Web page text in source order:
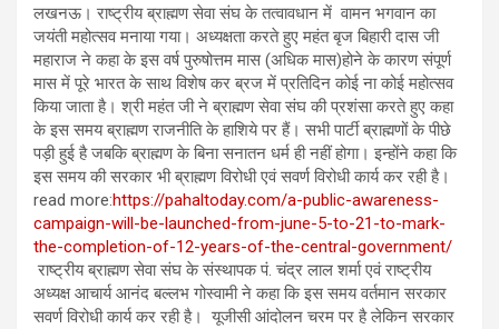
लखनऊ। राष्ट्रीय ब्राह्मण सेवा संघ के तत्वावधान में वामन भगवान का
जयंती महोत्सव मनाया गया। अध्यक्षता करते हुए महंत बृज बिहारी दास जी
महाराज ने कहा के इस वर्ष पुरुषोत्तम मास (अधिक मास)होने के कारण संपूर्ण
मास में पूरे भारत के साथ विशेष कर ब्रज में प्रतिदिन कोई ना कोई महोत्सव
किया जाता है। श्री महंत जी ने ब्राह्मण सेवा संघ की प्रशंसा करते हुए कहा
के इस समय ब्राह्मण राजनीति के हाशिये पर हैं। सभी पार्टी ब्राह्मणों के पीछे
पड़ी हुई है जबकि ब्राह्मण के बिना सनातन धर्म ही नहीं होगा। इन्होंने कहा कि
इस समय की सरकार भी ब्राह्मण विरोधी एवं सवर्ण विरोधी कार्य कर रही है।
read more:https://pahaltoday.com/a-public-awareness-
campaign-will-be-launched-from-june-5-to-21-to-mark-
the-completion-of-12-years-of-the-central-government/
राष्ट्रीय ब्राह्मण सेवा संघ के संस्थापक पं. चंद्र लाल शर्मा एवं राष्ट्रीय
अध्यक्ष आचार्य आनंद बल्लभ गोस्वामी ने कहा कि इस समय वर्तमान सरकार
सवर्ण विरोधी कार्य कर रही है। यूजीसी आंदोलन चरम पर है लेकिन सरकार